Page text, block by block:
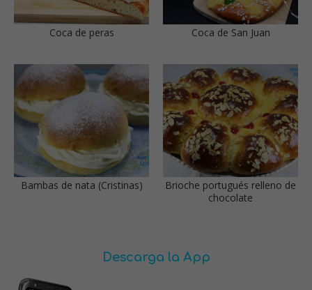
Coca de peras Coca de San Juan
Bambas de nata (Cristinas)
Brioche portugués relleno de
chocolate
Descarga la App